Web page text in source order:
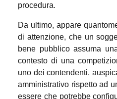
procedura.
Da ultimo, appare
di attenzione, che un
bene pubblico assuma
contesto di una
uno dei contendenti,
amministrativo rispetto ad
essere che potrebbe